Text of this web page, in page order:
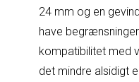
24 mm og en
have
kompatibilitet med
det mindre alsidigt